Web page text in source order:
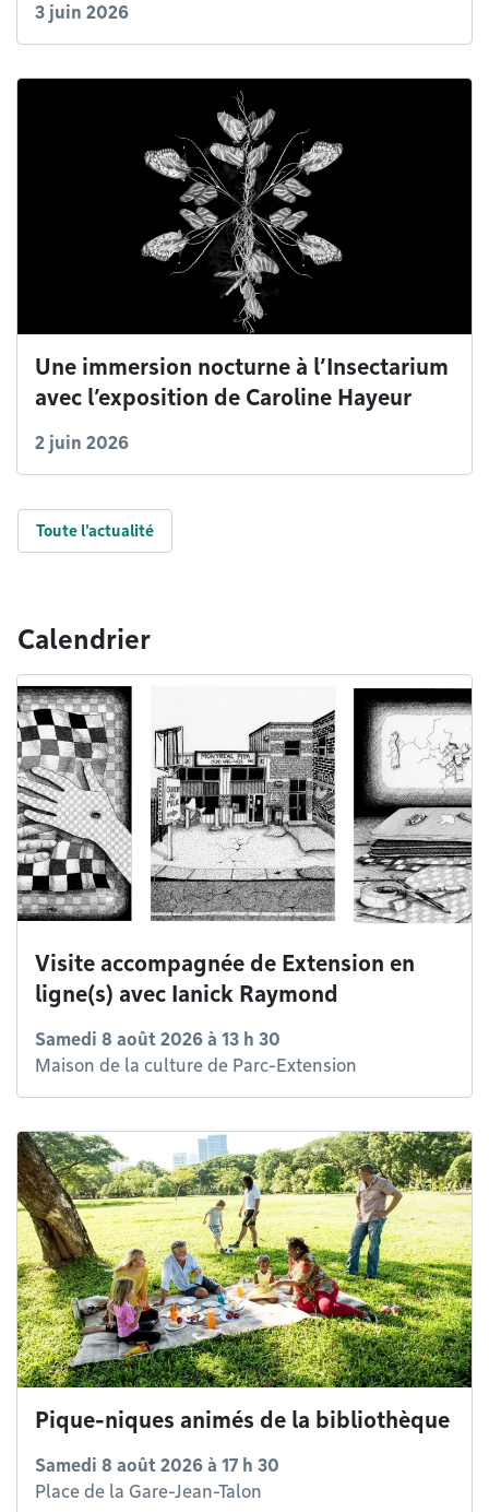
3 juin 2026
Une immersion nocturne à l’Insectarium
avec l’exposition de Caroline Hayeur
2 juin 2026
Toute l'actualité
Calendrier
Visite accompagnée de Extension en
ligne(s) avec Ianick Raymond
Samedi 8 août 2026 à 13 h 30
Maison de la culture de Parc-Extension
Pique-niques animés de la bibliothèque
Samedi 8 août 2026 à 17 h 30
Place de la Gare-Jean-Talon